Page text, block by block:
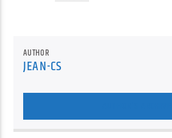
AUTHOR
JEAN-CS